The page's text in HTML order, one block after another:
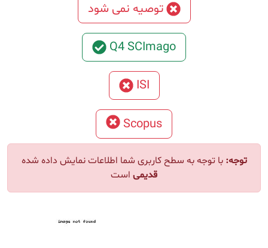
توصیه نمی شود
Q4 SCImago
توجه به سطح کاربری شما اطلاعات نمایش داده شده
است